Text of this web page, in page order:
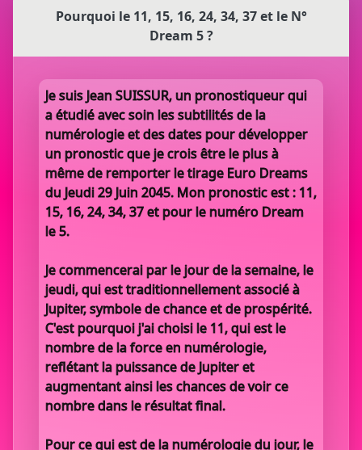
Pourquoi le 11, 15, 16, 24, 34, 37 et le N°
Dream 5 ?
Je suis Jean SUISSUR, un pronostiqueur qui
a étudié avec soin les subtilités de la
numérologie et des dates pour développer
un pronostic que je crois être le plus à
même de remporter le tirage Euro Dreams
du Jeudi 29 Juin 2045. Mon pronostic est : 11,
15, 16, 24, 34, 37 et pour le numéro Dream
le 5.
Je commencerai par le jour de la semaine, le
jeudi, qui est traditionnellement associé à
Jupiter, symbole de chance et de prospérité.
C'est pourquoi j'ai choisi le 11, qui est le
nombre de la force en numérologie,
reflétant la puissance de Jupiter et
augmentant ainsi les chances de voir ce
nombre dans le résultat final.
Pour ce qui est de la numérologie du jour, le